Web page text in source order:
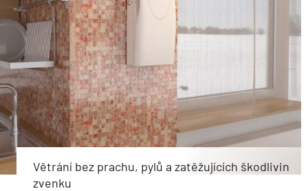
Větrání bez prachu, pylů a zatěžujících škodlivin
zvenku